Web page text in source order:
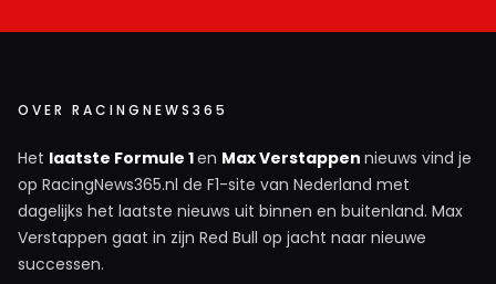
OVER RACINGNEWS365
Het laatste Formule 1en Max Verstappen nieuws vind je
op RacingNews365.nl de F1-site van Nederland met
dagelijks het laatste nieuws uit binnen en buitenland. Max
Verstappen gaat in zijn Red Bull op jacht naar nieuwe
successen.